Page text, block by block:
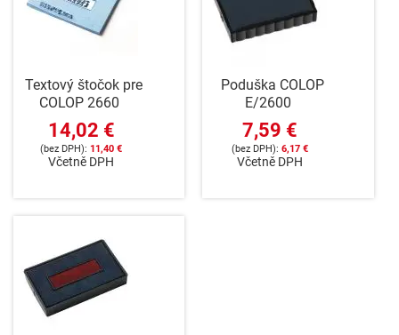
Textový štočok pre
COLOP 2660
14,02 €
11,40 €
Včetně DPH
Poduška COLOP
E/2600
7,59 €
6,17 €
Včetně DPH